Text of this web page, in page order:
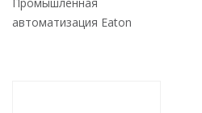
автоматизация Eaton